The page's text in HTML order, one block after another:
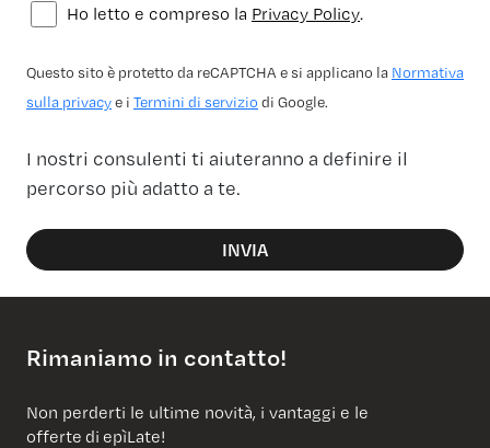
Ho letto e compreso la Privacy Policy.
Questo sito è protetto da reCAPTCHA e si applicano la Normativa
sulla privacye i Termini di servizio di Google.
I nostri consulenti ti aiuteranno a definire il
percorso più adatto a te.
INVIA
Rimaniamo in contatto!
Non perderti le ultime novità, i vantaggi e le
offerte di epìLate!